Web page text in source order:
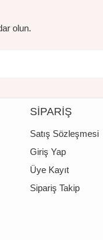
olun.
SİPARİŞ
Satış Sözleşmesi
Giriş Yap
Üye Kayıt
Sipariş Takip